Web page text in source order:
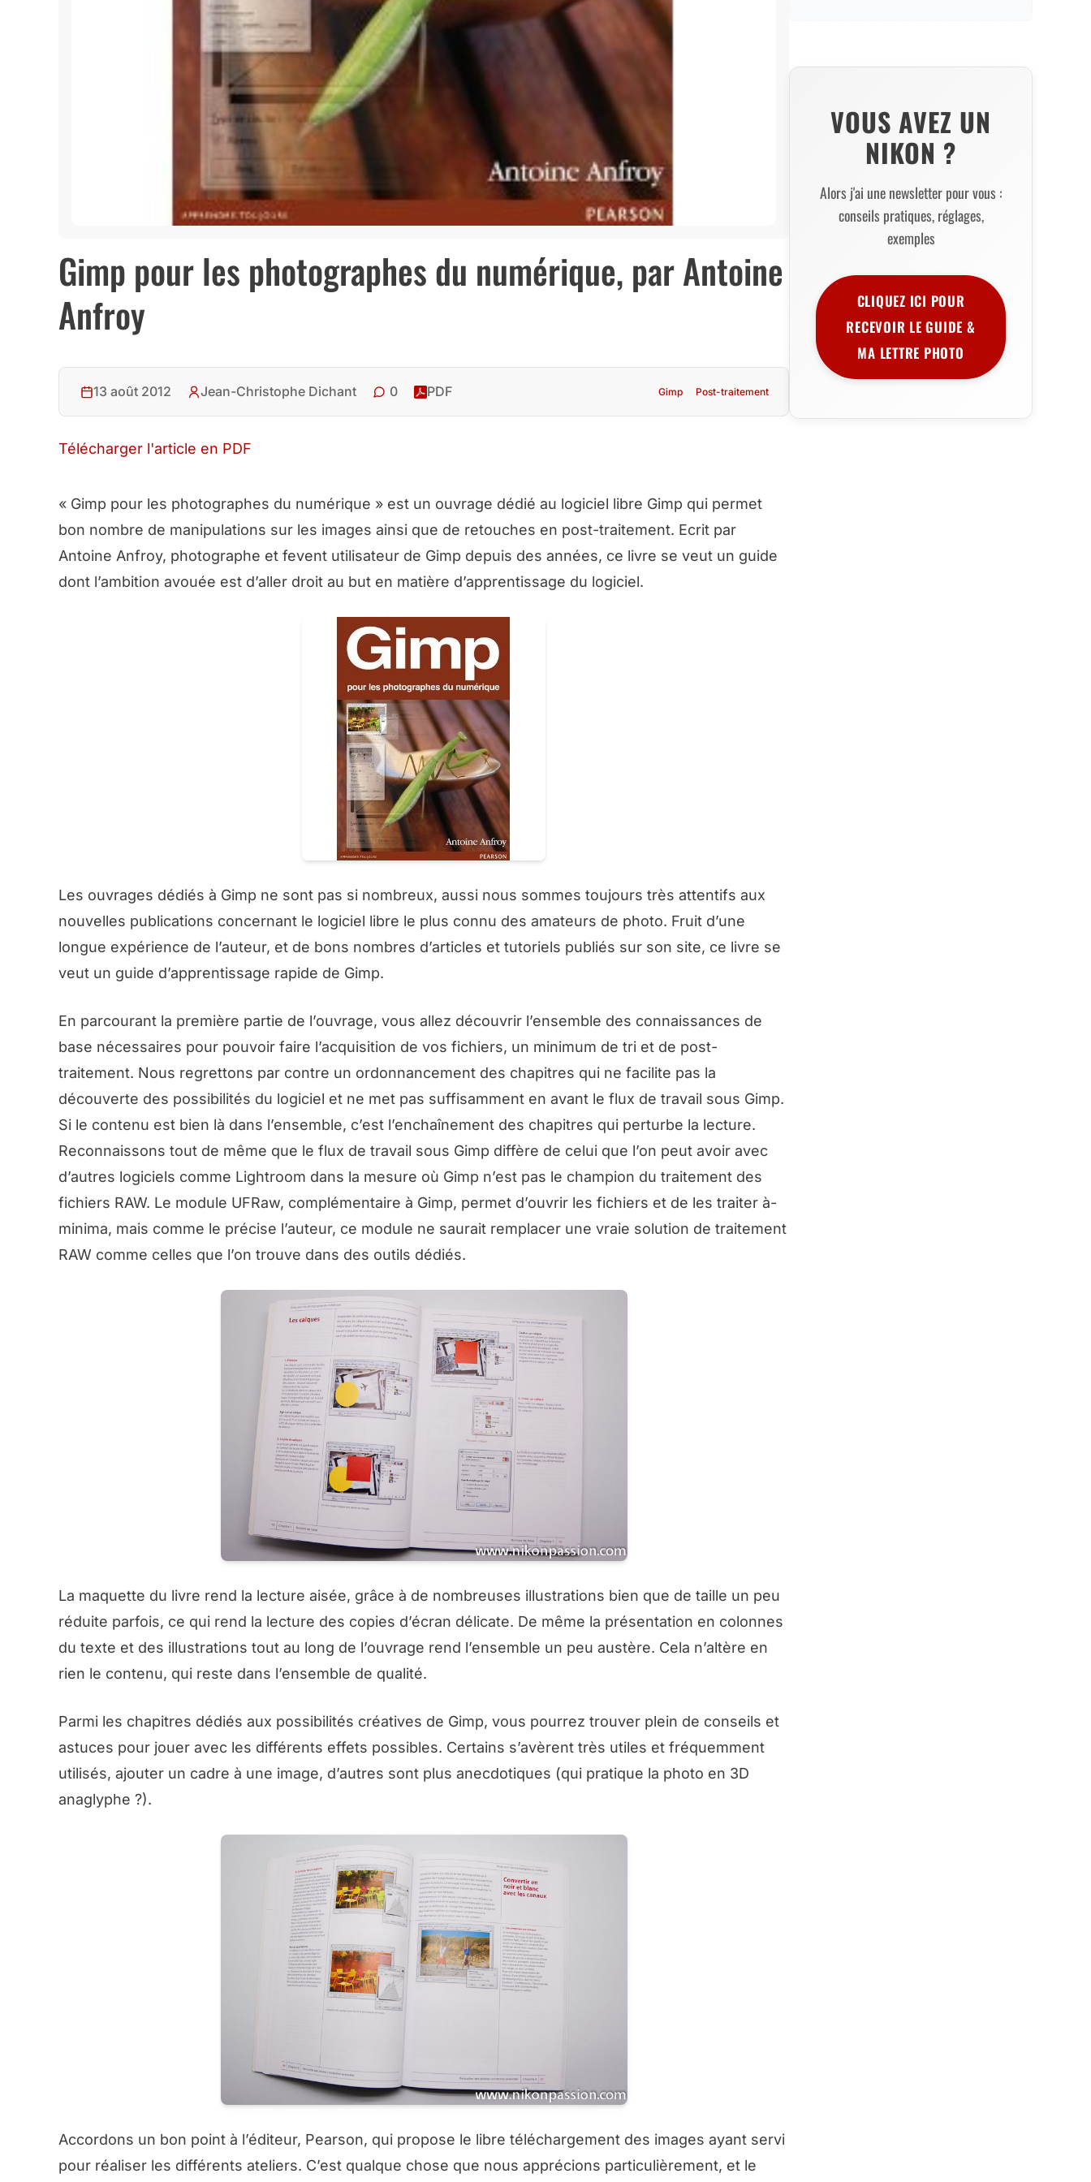
Gimp pour les photographes du numérique, par Antoine
Anfroy
13 août 2012 Jean-Christophe Dichant 0 PDF Gimp Post-traitement
Télécharger l'article en PDF
« Gimp pour les photographes du numérique » est un ouvrage dédié au logiciel libre Gimp qui permet
bon nombre de manipulations sur les images ainsi que de retouches en post-traitement. Ecrit par
Antoine Anfroy, photographe et fevent utilisateur de Gimp depuis des années, ce livre se veut un guide
dont l’ambition avouée est d’aller droit au but en matière d’apprentissage du logiciel.
Les ouvrages dédiés à Gimp ne sont pas si nombreux, aussi nous sommes toujours très attentifs aux
nouvelles publications concernant le logiciel libre le plus connu des amateurs de photo. Fruit d’une
longue expérience de l’auteur, et de bons nombres d’articles et tutoriels publiés sur son site, ce livre se
veut un guide d’apprentissage rapide de Gimp.
En parcourant la première partie de l’ouvrage, vous allez découvrir l’ensemble des connaissances de
base nécessaires pour pouvoir faire l’acquisition de vos fichiers, un minimum de tri et de post-
traitement. Nous regrettons par contre un ordonnancement des chapitres qui ne facilite pas la
découverte des possibilités du logiciel et ne met pas suffisamment en avant le flux de travail sous Gimp.
Si le contenu est bien là dans l’ensemble, c’est l’enchaînement des chapitres qui perturbe la lecture.
Reconnaissons tout de même que le flux de travail sous Gimp diffère de celui que l’on peut avoir avec
d’autres logiciels comme Lightroom dans la mesure où Gimp n’est pas le champion du traitement des
fichiers RAW. Le module UFRaw, complémentaire à Gimp, permet d’ouvrir les fichiers et de les traiter à-
minima, mais comme le précise l’auteur, ce module ne saurait remplacer une vraie solution de traitement
RAW comme celles que l’on trouve dans des outils dédiés.
La maquette du livre rend la lecture aisée, grâce à de nombreuses illustrations bien que de taille un peu
réduite parfois, ce qui rend la lecture des copies d’écran délicate. De même la présentation en colonnes
du texte et des illustrations tout au long de l’ouvrage rend l’ensemble un peu austère. Cela n’altère en
rien le contenu, qui reste dans l’ensemble de qualité.
Parmi les chapitres dédiés aux possibilités créatives de Gimp, vous pourrez trouver plein de conseils et
astuces pour jouer avec les différents effets possibles. Certains s’avèrent très utiles et fréquemment
utilisés, ajouter un cadre à une image, d’autres sont plus anecdotiques (qui pratique la photo en 3D
anaglyphe ?).
Accordons un bon point à l’éditeur, Pearson, qui propose le libre téléchargement des images ayant servi
pour réaliser les différents ateliers. C’est qualque chose que nous apprécions particulièrement, et le
VOUS AVEZ UN
NIKON ?
Alors j'ai une newsletter pour vous :
conseils pratiques, réglages,
exemples
CLIQUEZ ICI POUR
RECEVOIR LE GUIDE &
MA LETTRE PHOTO